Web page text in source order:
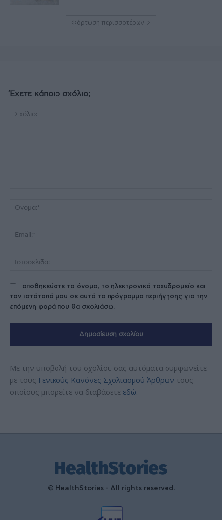
Φόρτωση περισσοτέρων
Έχετε κάποιο σχόλιο;
αποθηκεύστε το όνομα, το ηλεκτρονικό ταχυδρομείο και
τον ιστότοπό μου σε αυτό το πρόγραμμα περιήγησης για την
επόμενη φορά που θα σχολιάσω.
Με την υποβολή του σχολίου σας αυτόματα συμφωνείτε
με τους Γενικούς Κανόνες Σχολιασμού Άρθρων τους
οποίους μπορείτε να διαβάσετε εδώ.
© HealthStories - All rights reserved.